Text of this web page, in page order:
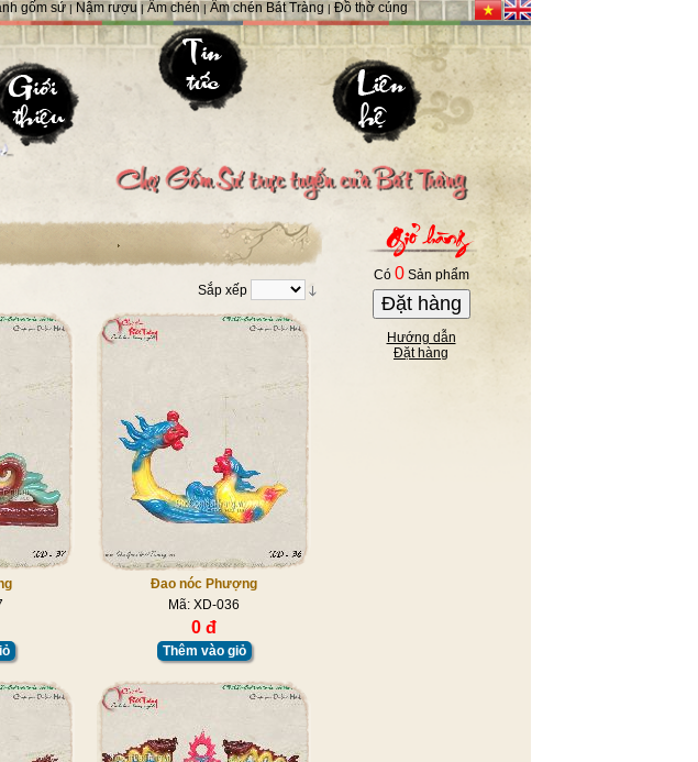
gốm sứ|Nậm rượu |Ấm chén | Ấm chén Bát Tràng | Đồ thờ cúng
Sắp xếp
Đao nóc Phượng
Mã: XD-036
0 đ
Thêm vào giỏ
Có 0Sản phẩm
Đặt hàng
Hướng dẫn
Đặt hàng